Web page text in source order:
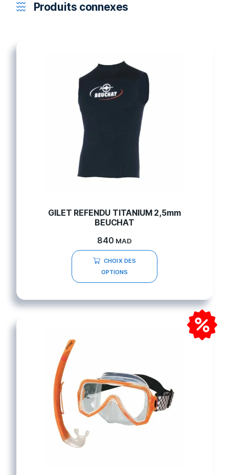
Produits connexes
GILET REFENDU TITANIUM 2,5mm
BEUCHAT
840 MAD
CHOIX DES
OPTIONS